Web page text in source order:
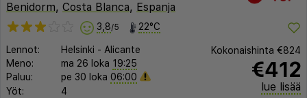
Benidorm, Costa Blanca, Espanja
3,8/5 22°C
Lennot: Helsinki - Alicante
Meno:
ma 26 loka 19:25
Paluu:
pe 30 loka 06:00
Yöt:
4
Kokonaishinta €824
€412
lue lisää